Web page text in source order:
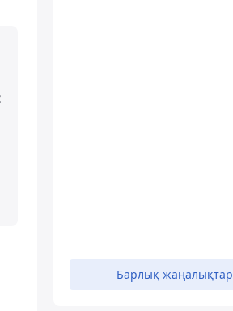
Барлық жаңалықтар